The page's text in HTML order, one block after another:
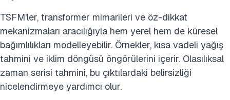
TSFM'ler, transformer mimarileri ve öz-dikkat
mekanizmaları aracılığıyla hem yerel hem de küresel
bağımlılıkları modelleyebilir. Örnekler, kısa vadeli yağış
tahmini ve iklim döngüsü öngörülerini içerir. Olasılıksal
zaman serisi tahmini, bu çıktılardaki belirsizliği
nicelendirmeye yardımcı olur.